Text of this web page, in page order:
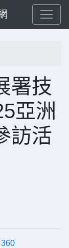
署技
亞洲
訪活
360